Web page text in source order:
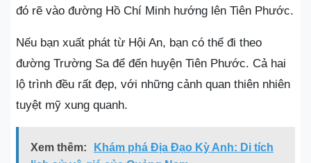
đó rẽ vào đường Hồ Chí Minh hướng lên Tiên Phước.
Nếu bạn xuất phát từ Hội An, bạn có thể đi theo
đường Trường Sa để đến huyện Tiên Phước. Cả hai
lộ trình đều rất đẹp, với những cảnh quan thiên nhiên
tuyệt mỹ xung quanh.
Xem thêm:
Khám phá Địa Đạo Kỳ Anh: Di tích